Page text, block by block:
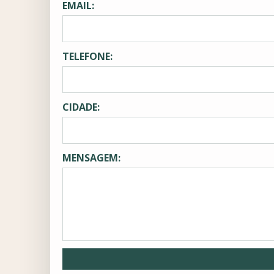
EMAIL:
TELEFONE:
CIDADE:
MENSAGEM: